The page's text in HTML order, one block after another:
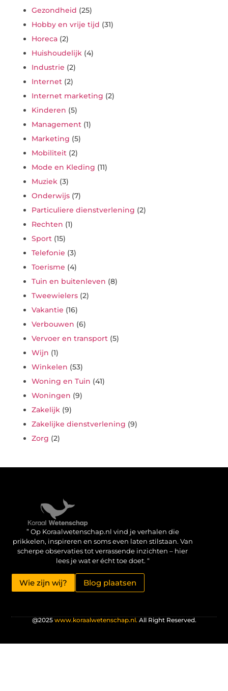
Gezondheid (25)
Hobby en vrije tijd (31)
Horeca (2)
Huishoudelijk (4)
Industrie (2)
Internet (2)
Internet marketing (2)
Kinderen (5)
Management (1)
Marketing (5)
Mobiliteit (2)
Mode en Kleding (11)
Muziek (3)
Onderwijs (7)
Particuliere dienstverlening (2)
Rechten (1)
Sport (15)
Telefonie (3)
Toerisme (4)
Tuin en buitenleven (8)
Tweewielers (2)
Vakantie (16)
Verbouwen (6)
Vervoer en transport (5)
Wijn (1)
Winkelen (53)
Woning en Tuin (41)
Woningen (9)
Zakelijk (9)
Zakelijke dienstverlening (9)
Zorg (2)
” Op Koraalwetenschap.nl vind je verhalen die
prikkelen, inspireren en soms even laten stilstaan. Van
scherpe observaties tot verrassende inzichten – hier
lees je wat er écht toe doet. “
Wie zijn wij? Blog plaatsen
@2025 www.koraalwetenschap.nl. All Right Reserved.